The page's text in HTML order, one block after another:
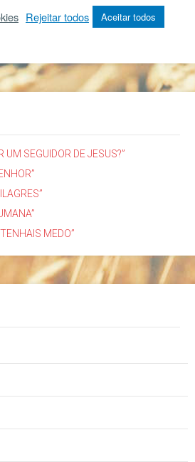
UM SEGUIDOR DE JESUS?”
MEDO”